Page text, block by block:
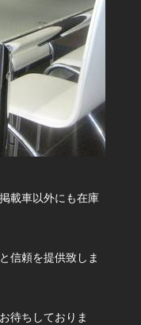
載車以外にも在庫
信頼を提供致しま
待ちしておりま